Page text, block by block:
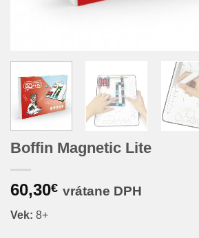
Boffin Magnetic Lite
60,30€ vrátane DPH
Vek: 8+